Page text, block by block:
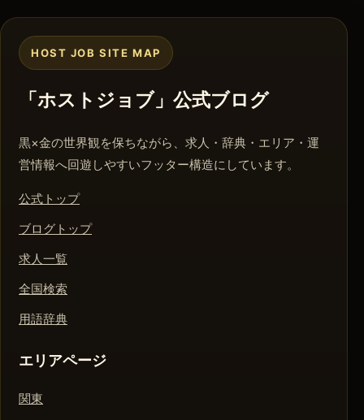
HOST JOB SITE MAP
「ホストジョブ」公式ブログ
黒×金の世界観を保ちながら、求人・辞典・エリア・運
営情報へ回遊しやすいフッター構造にしています。
公式トップ
ブログトップ
求人一覧
全国検索
用語辞典
エリアページ
関東